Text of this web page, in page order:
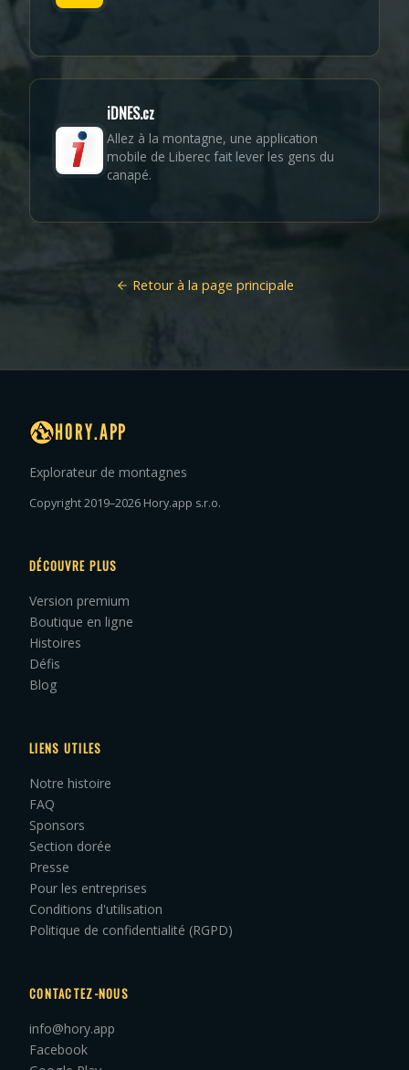
iDNES.cz
Allez à la montagne, une application
mobile de Liberec fait lever les gens du
canapé.
Retour à la page principale
HORY.APP
Explorateur de montagnes
Copyright 2019–2026 Hory.app s.r.o.
DÉCOUVRE PLUS
Version premium
Boutique en ligne
Histoires
Défis
Blog
LIENS UTILES
Notre histoire
FAQ
Sponsors
Section dorée
Presse
Pour les entreprises
Conditions d'utilisation
Politique de confidentialité (RGPD)
CONTACTEZ-NOUS
info@hory.app
Facebook